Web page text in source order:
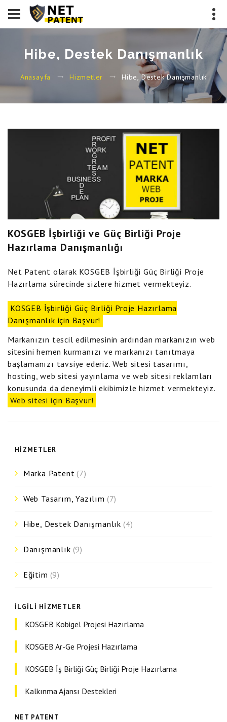
Hibe, Destek Danışmanlık
Anasayfa Hizmetler Hibe, Destek Danışmanlık
KOSGEB İşbirliği ve Güç Birliği Proje
Hazırlama Danışmanlığı
Net Patent olarak KOSGEB İşbirliği Güç Birliği Proje
Hazırlama sürecinde sizlere hizmet vermekteyiz.
KOSGEB İşbirliği Güç Birliği Proje Hazırlama
Danışmanlık için Başvur!
Markanızın tescil edilmesinin ardından markanızın web
sitesini hemen kurmanızı ve markanızı tanıtmaya
başlamanızı tavsiye ederiz. Web sitesi tasarımı,
hosting, web sitesi yayınlama ve web sitesi reklamları
konusunda da deneyimli ekibimizle hizmet vermekteyiz.
Web sitesi için Başvur!
HIZMETLER
Marka Patent (7)
Web Tasarım, Yazılım (7)
Hibe, Destek Danışmanlık (4)
Danışmanlık (9)
Eğitim (9)
İLGILI HIZMETLER
KOSGEB Kobigel Projesi Hazırlama
KOSGEB Ar-Ge Projesi Hazırlama
KOSGEB İş Birliği Güç Birliği Proje Hazırlama
Kalkınma Ajansı Destekleri
NET PATENT